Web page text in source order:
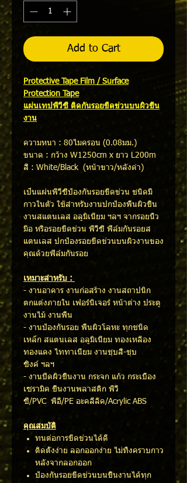
Add to Cart
Protective Tape Film / Surface
Protection Tape
แผ่นเทปพีวีซี ติดกันรอยขีดข่วนบนผิวชิ้น
งาน
ความหนา : 80ไมครอน (0.08มม.)
ขนาด : กว้าง W1250cm x ยาว L200m
สี : White/Black (หน้าขาว/หลังดำ)​
เป็นแผ่นพีวีซีป้องกันรอยขีดข่วน ชนิดมี
กาวในตัว ใช้สำหรับงานปกป้องพื้นผิวชิ้น
งานสแตนเลส อลูมิเนียม ฯลฯ จากรอยนิ้ว
มือ หรือรอยขีดข่วน พีวีซี ฟิล์มกันรอยส
แตนเลส ปกป้องรอยขีดข่วนบนผิวงานของ
คุณด้วยฟิล์มกันรอย
เหมาะสำหรับ :
- งานอาคาร งานก่อสร้าง งานสถาปนิก
ตกแต่งภายใน เฟอร์นิเจอร์ หน้าต่าง ประตู
งานไม้ งานพื้น
- งานป้องกันรอย พื้นผิวโลหะ ทุกชนิด
เหล็ก สแตนเลส อลูมิเนียม ทองเหลือง
ทองแดง ไททาเนียม งานชุบสี-ชุบ
ซิงค์ ฯลฯ
- งานปิดผิวชิ้นงาน กระจก แก้ว กระเบื้อง
เซรามิค ชิ้นงานพลาสติก พีวี
ซี/PVC พีอี/PE อะคลีลิค/Acrylic ABS
คุณสมบัติ
ทนต่อการขีดข่วนได้ดี
ติดตั้งง่าย ลอกออกง่าย ไม่ทิ้งคราบกาว
หลังจากลอกออก
ป้องกันรอยขีดข่วนบนชิ้นงานได้ทุก